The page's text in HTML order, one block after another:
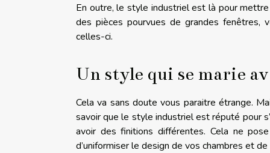
En outre, le style industriel est là pour
des pièces pourvues de grandes fenêtres,
celles-ci.
Un style qui se marie
Cela va sans doute vous paraitre étrange.
savoir que le style industriel est réputé pour
avoir des finitions différentes. Cela ne
d’uniformiser le design de vos chambres et